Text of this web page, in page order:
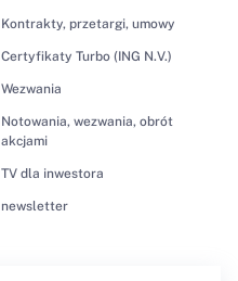
Kontrakty, przetargi, umowy
Certyfikaty Turbo (ING N.V.)
Wezwania
Notowania, wezwania, obrót
akcjami
TV dla inwestora
newsletter